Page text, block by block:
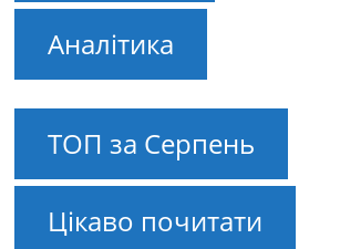
Аналітика
ТОП за Серпень
Цікаво почитати